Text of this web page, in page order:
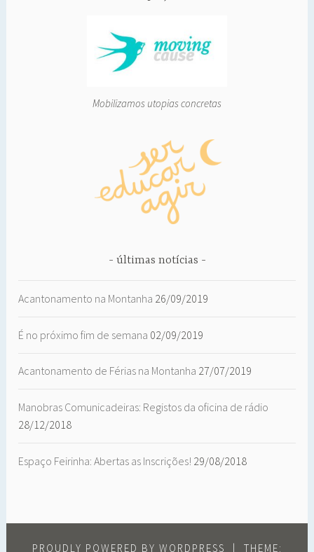
Mobilizamos utopias concretas
últimas notícias
Acantonamento na Montanha 26/09/2019
É no próximo fim de semana 02/09/2019
Acantonamento de Férias na Montanha 27/07/2019
Manobras Comunicadeiras: Registos da oficina de rádio
28/12/2018
Espaço Feirinha: Abertas as Inscrições! 29/08/2018
PROUDLY POWERED BY WORDPRESS THEME: